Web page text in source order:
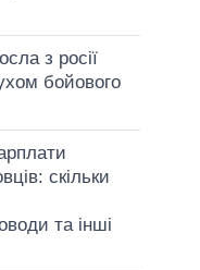
з росії
бойового
скільки
та інші